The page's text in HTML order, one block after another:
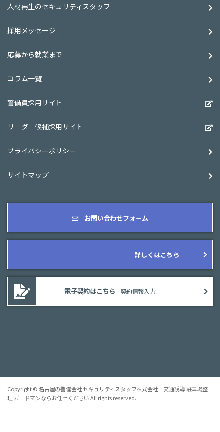
人材再生のセキュリティスタッフ
採用メッセージ
応募から就業まで
コラム一覧
警備員採用サイト
リーダー候補採用サイト
プライバシーポリシー
サイトマップ
お問い合わせフォーム
詳しくはこちら
電子契約はこちら 契約情報入力
Copyright © 名古屋の警備会社 セキュリティスタッフ株式会社 交通誘導 駐車場整
理 ガードマンならお任せください All rights reserved.